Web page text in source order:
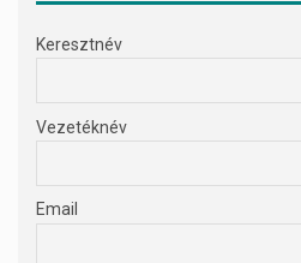
Keresztnév
Vezetéknév
Email